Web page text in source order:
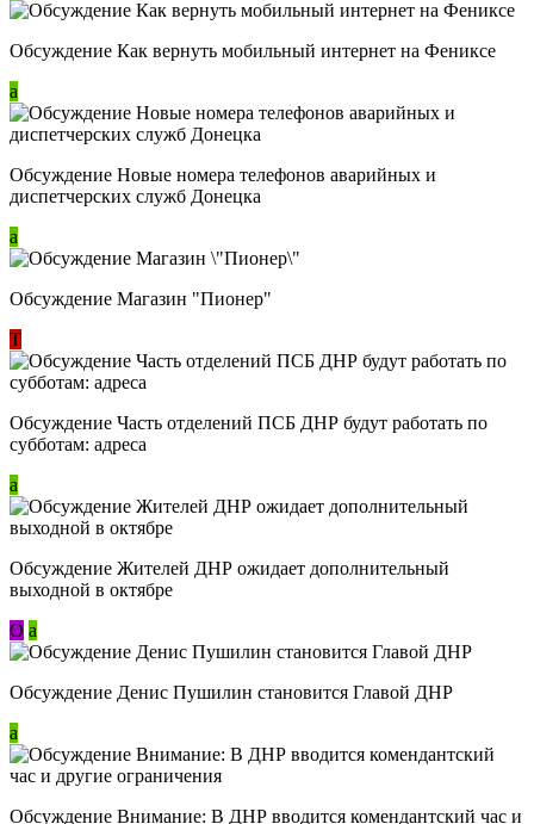
Обсуждение Как вернуть мобильный интернет на Фениксе
a
Обсуждение Новые номера телефонов аварийных и
диспетчерских служб Донецка
a
Обсуждение Магазин "Пионер"
Т
Обсуждение Часть отделений ПСБ ДНР будут работать по
субботам: адреса
a
Обсуждение Жителей ДНР ожидает дополнительный
выходной в октябре
О a
Обсуждение Денис Пушилин становится Главой ДНР
a
Обсуждение Внимание: В ДНР вводится комендантский час и